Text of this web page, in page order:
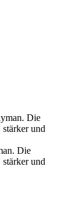
Die
stärker und